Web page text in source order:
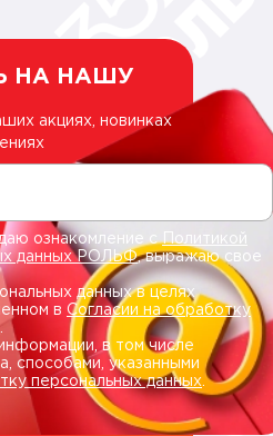
НА НАШУ
акциях, новинках
ознакомление сПолитикой
данных РОЛЬФ, выражаю свое
данных в целях
в Согласии на обработку
.
в том числе
способами, указанными
персональных данных